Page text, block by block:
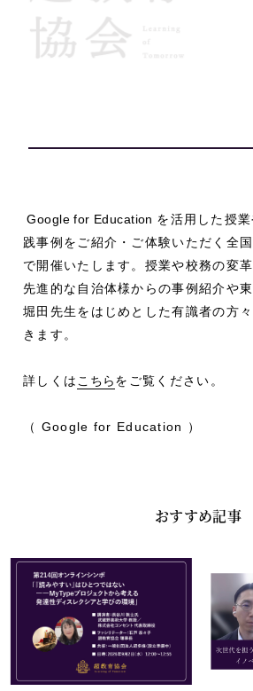
Google for Education を活用した授
践事例をご紹介・ご体験いただく全
で開催いたします。授業や校務の変
先進的な自治体様からの事例紹介や
堀田先生をはじめとした有識者の方
きます。
詳しくは こちらをご覧ください。
（ Google for Education ）
おすすめ記事